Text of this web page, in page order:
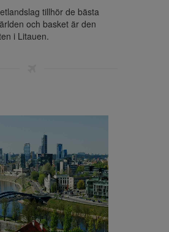
tillhör de bästa
och basket är den
i Litauen.